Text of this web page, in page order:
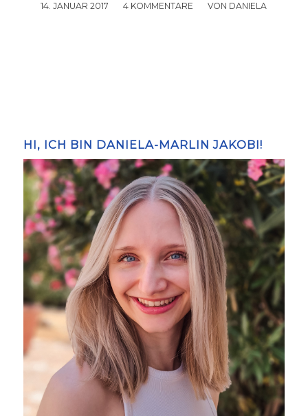
14. JANUAR 2017
/ 4 KOMMENTARE
/ VON DANIELA
HI, ICH BIN DANIELA-MARLIN JAKOBI!